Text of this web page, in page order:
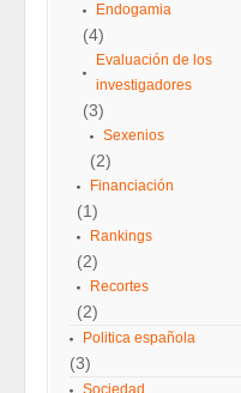
Endogamia
(4)
Evaluación de los
investigadores
(3)
Sexenios
(2)
Financiación
(1)
Rankings
(2)
Recortes
(2)
Politica española
(3)
Sociedad